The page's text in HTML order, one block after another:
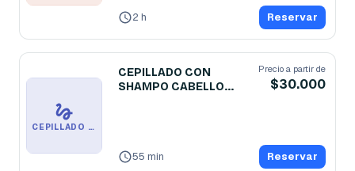
2 h Reservar
CEPILLADO CON SHAMPO CABELLO LARGO
CEPILLADO CON
SHAMPO CABELLO
Precio a partir de
$30.000
55 min Reservar